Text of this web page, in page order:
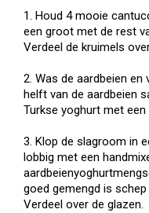
1. Houd 4 mooie
een groot met de rest
Verdeel de kruimels
2. Was de aardbeien en
helft van de aardbeien
Turkse yoghurt met
3. Klop de slagroom in
lobbig met een
goed gemengd is
Verdeel over de glazen.